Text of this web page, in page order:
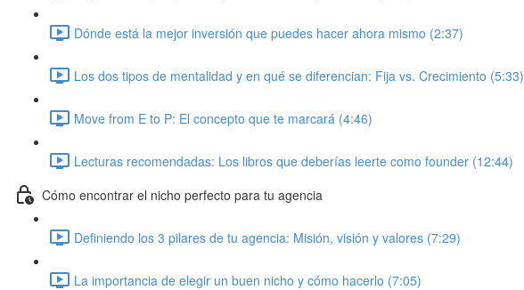
Dónde está la mejor inversión que puedes hacer ahora mismo (2:37)
Los dos tipos de mentalidad y en qué se diferencian: Fija vs. Crecimiento (5:33)
Move from E to P: El concepto que te marcará (4:46)
Lecturas recomendadas: Los libros que deberías leerte como founder (12:44)
Cómo encontrar el nicho perfecto para tu agencia
Definiendo los 3 pilares de tu agencia: Misión, visión y valores (7:29)
La importancia de elegir un buen nicho y cómo hacerlo (7:05)